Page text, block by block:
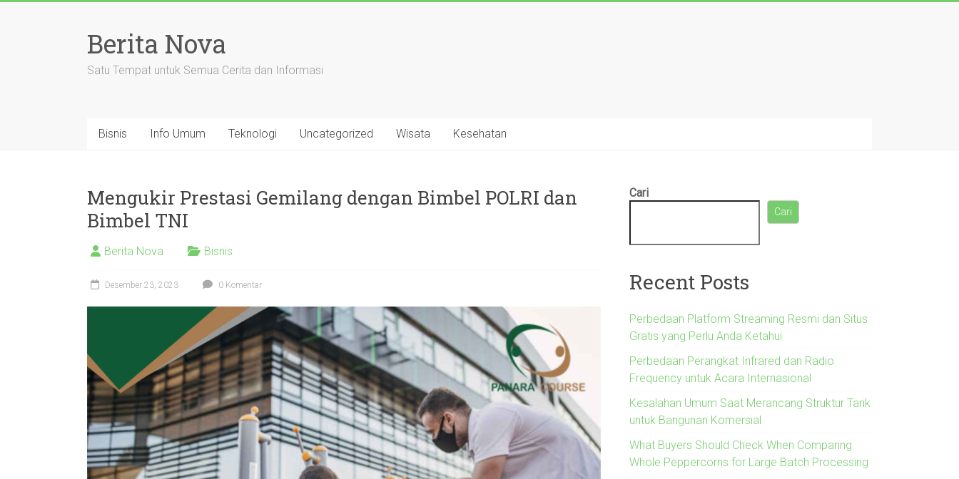
Berita Nova
Satu Tempat untuk Semua Cerita dan Informasi
Bisnis Info Umum Teknologi Uncategorized Wisata Kesehatan
Mengukir Prestasi Gemilang dengan Bimbel POLRI dan
Bimbel TNI
Berita Nova Bisnis
Desember 23, 2023 0 Komentar
Cari
Cari
Recent Posts
Perbedaan Platform Streaming Resmi dan Situs
Gratis yang Perlu Anda Ketahui
Perbedaan Perangkat Infrared dan Radio
Frequency untuk Acara Internasional
Kesalahan Umum Saat Merancang Struktur Tarik
untuk Bangunan Komersial
What Buyers Should Check When Comparing
Whole Peppercorns for Large Batch Processing